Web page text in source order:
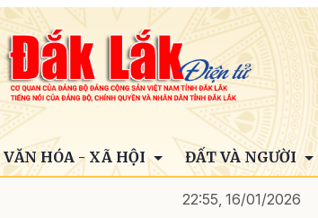
VĂN HÓA - XÃ HỘI ĐẤT VÀ NGƯỜI
22:55, 16/01/2026